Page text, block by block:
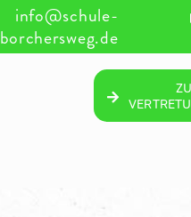
info@schule-
borchersweg.de